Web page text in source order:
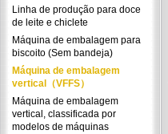
Linha de produção para doce
de leite e chiclete
Máquina de embalagem para
biscoito (Sem bandeja)
Máquina de embalagem
vertical（VFFS）
Máquina de embalagem
vertical, classificada por
modelos de máquinas